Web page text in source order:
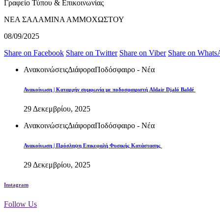
Γραφείο Τύπου & Επικοινωνίας
ΝΕΑ ΣΑΛΑΜΙΝΑ ΑΜΜΟΧΩΣΤΟΥ
08/09/2025
Share on Facebook Share on Twitter Share on Viber Share on
ΑνακοινώσειςΔιάφοραΠοδόσφαιρο - Νέα
Ανακοίνωση | Καταρχήν συμφωνία με ποδοσφαιριστή Aldair Djaló Baldé
29 Δεκεμβρίου, 2025
ΑνακοινώσειςΔιάφοραΠοδόσφαιρο - Νέα
Ανακοίνωση | Πρόσληψη Επικεφαλή Φυσικής Κατάστασης
29 Δεκεμβρίου, 2025
Instagram
Follow Us